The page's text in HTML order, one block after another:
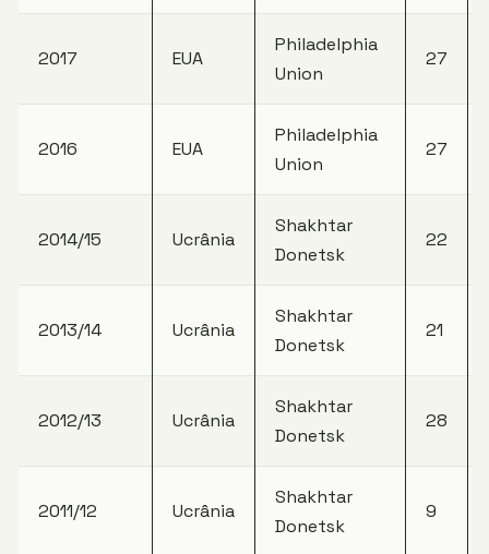
2017 EUA
Philadelphia
Union
27
2016 EUA
Philadelphia
Union
27
2014/15 Ucrânia
Shakhtar
Donetsk
22
2013/14 Ucrânia
Shakhtar
Donetsk
21
2012/13 Ucrânia
Shakhtar
Donetsk
28
2011/12 Ucrânia
Shakhtar
Donetsk
9